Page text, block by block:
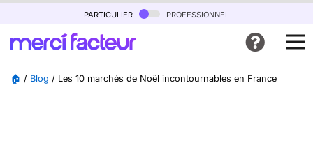
particulier professionnel
🏠 / Blog / Les 10 marchés de Noël incontournables en France